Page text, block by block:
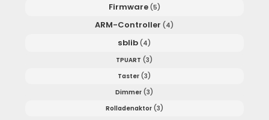
Firmware (5)
ARM-Controller (4)
sblib (4)
TPUART (3)
Taster (3)
Dimmer (3)
Rolladenaktor (3)